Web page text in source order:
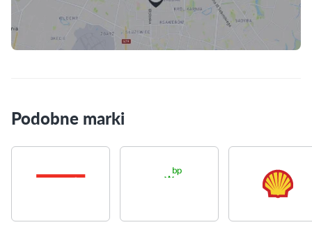
Podobne marki